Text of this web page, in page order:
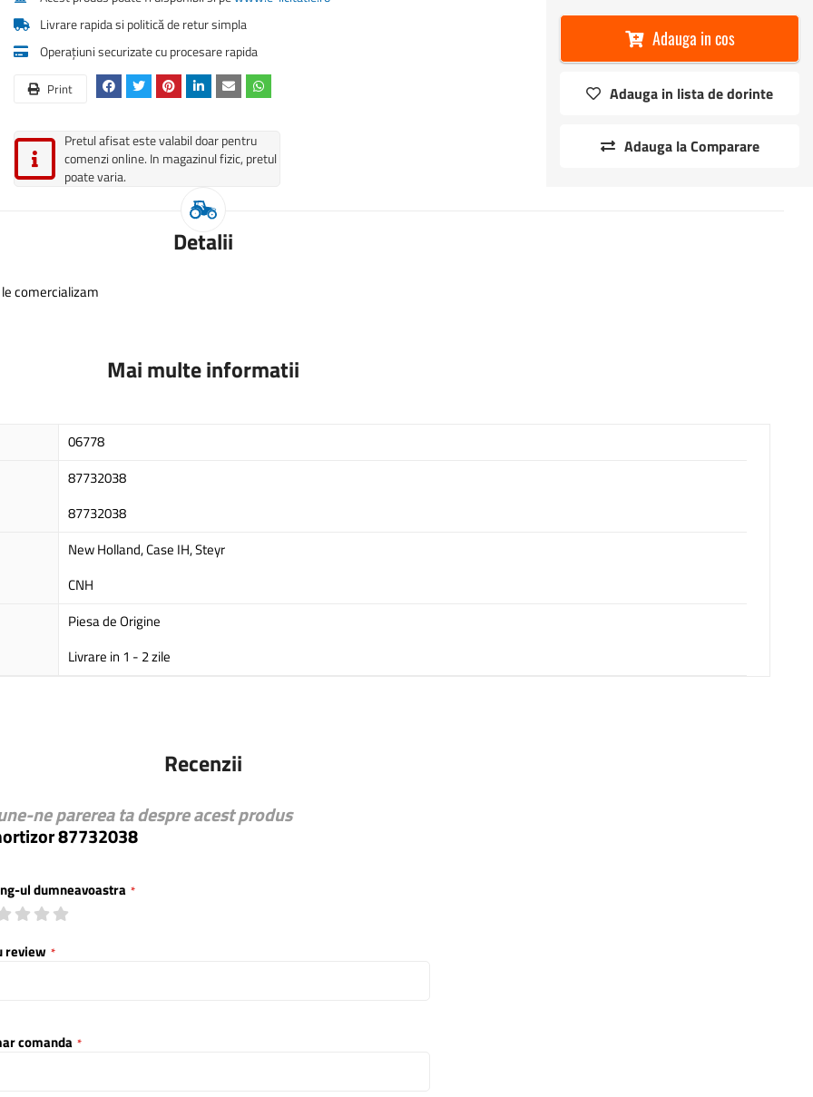
Livrare rapida si politică de retur simpla
Operațiuni securizate cu procesare rapida
Print
Pretul afisat este valabil doar pentru
comenzi online. In magazinul fizic, pretul
poate varia.
Adauga in cos
Adauga in lista de dorinte
Adauga la Comparare
Detalii
comercializam
Mai multe informatii
06778
87732038
87732038
New Holland, Case IH, Steyr
CNH
Piesa de Origine
Livrare in 1 - 2 zile
Recenzii
ne parerea ta despre acest produs
87732038
ul dumneavoastra
2
stars
3
stars
4
stars
review
comanda